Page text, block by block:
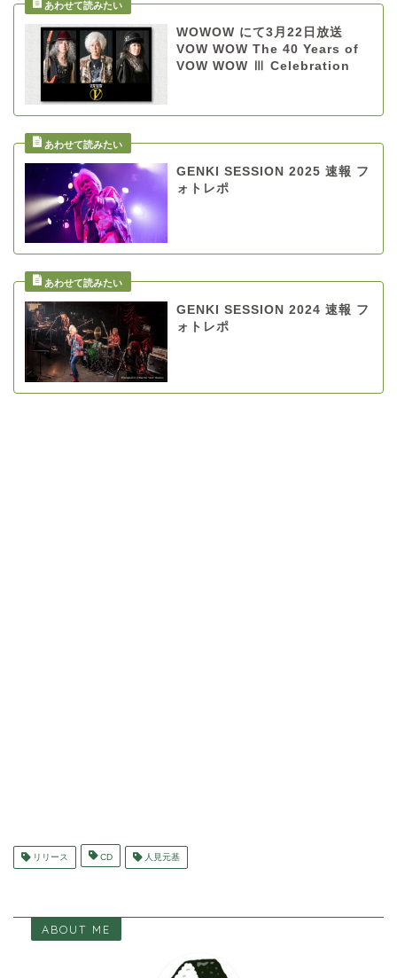
WOWOW にて3月22日放送
VOW WOW The 40 Years of
VOW WOW Ⅲ Celebration
GENKI SESSION 2025 速報 フ
ォトレポ
GENKI SESSION 2024 速報 フ
ォトレポ
リリース CD 人見元基
ABOUT ME